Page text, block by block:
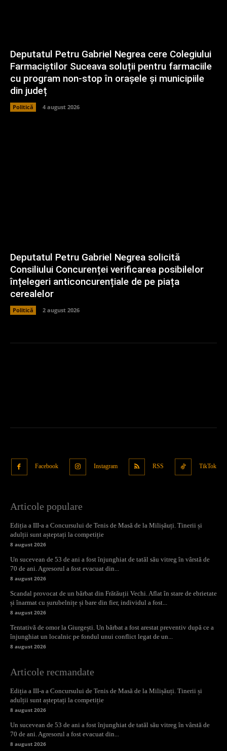
Deputatul Petru Gabriel Negrea cere Colegiului
Farmaciștilor Suceava soluții pentru farmaciile
cu program non-stop în orașele și municipiile
din județ
Politică 4 august 2026
Deputatul Petru Gabriel Negrea solicită
Consiliului Concurenței verificarea posibilelor
înțelegeri anticoncurențiale de pe piața
cerealelor
Politică 2 august 2026
Facebook Instagram RSS TikTok
Articole populare
Ediția a III-a a Concursului de Tenis de Masă de la Milișăuți. Tinerii și
adulții sunt așteptați la competiție
8 august 2026
Un sucevean de 53 de ani a fost înjunghiat de tatăl său vitreg în vârstă de
70 de ani. Agresorul a fost evacuat din...
8 august 2026
Scandal provocat de un bărbat din Frătăuții Vechi. Aflat în stare de ebrietate
și înarmat cu șurubelnițe și bare din fier, individul a fost...
8 august 2026
Tentativă de omor la Giurgești. Un bărbat a fost arestat preventiv după ce a
înjunghiat un localnic pe fondul unui conflict legat de un...
8 august 2026
Articole recmandate
Ediția a III-a a Concursului de Tenis de Masă de la Milișăuți. Tinerii și
adulții sunt așteptați la competiție
8 august 2026
Un sucevean de 53 de ani a fost înjunghiat de tatăl său vitreg în vârstă de
70 de ani. Agresorul a fost evacuat din...
8 august 2026